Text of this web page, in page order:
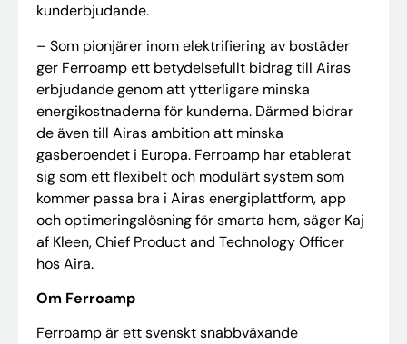
kunderbjudande.
– Som pionjärer inom elektrifiering av bostäder
ger Ferroamp ett betydelsefullt bidrag till Airas
erbjudande genom att ytterligare minska
energikostnaderna för kunderna. Därmed bidrar
de även till Airas ambition att minska
gasberoendet i Europa. Ferroamp har etablerat
sig som ett flexibelt och modulärt system som
kommer passa bra i Airas energiplattform, app
och optimeringslösning för smarta hem, säger Kaj
af Kleen, Chief Product and Technology Officer
hos Aira.
Om Ferroamp
Ferroamp är ett svenskt snabbväxande